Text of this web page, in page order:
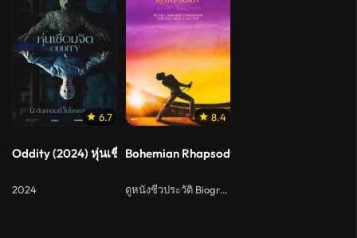
6.7
Oddity (2024) หุ่นเชื่อมจิต
2024
8.4
Bohemian Rhapsody (2018) โบฮีเมียน แรป
ดูหนังชีวประวัติ Biography